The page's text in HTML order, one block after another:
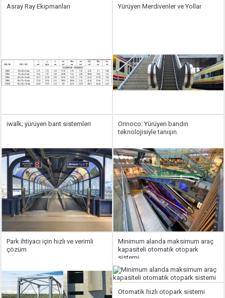
Asray Ray Ekipmanları Yürüyen Merdivenler ve Yollar
iwalk; yürüyen bant sistemleri
Orinoco: Yürüyen bandın
teknolojisiyle tanışın.
Park ihtiyacı için hızlı ve verimli
çözüm
Minimum alanda maksimum araç
kapasiteli otomatik otopark
sistemi
Otomatik hızlı otopark sistemi